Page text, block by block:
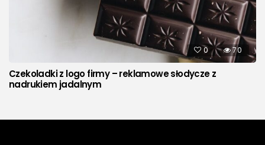
0 70
Czekoladki z logo firmy – reklamowe słodycze z
nadrukiem jadalnym